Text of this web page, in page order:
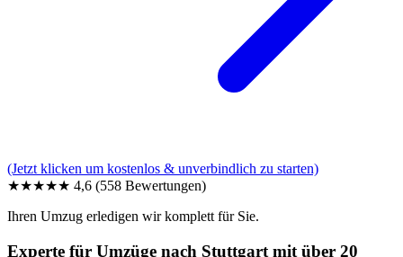
(Jetzt klicken um kostenlos & unverbindlich zu starten)
★★★★★ 4,6 (558 Bewertungen)
Ihren Umzug erledigen wir komplett für Sie.
Experte für Umzüge nach Stuttgart mit über 20